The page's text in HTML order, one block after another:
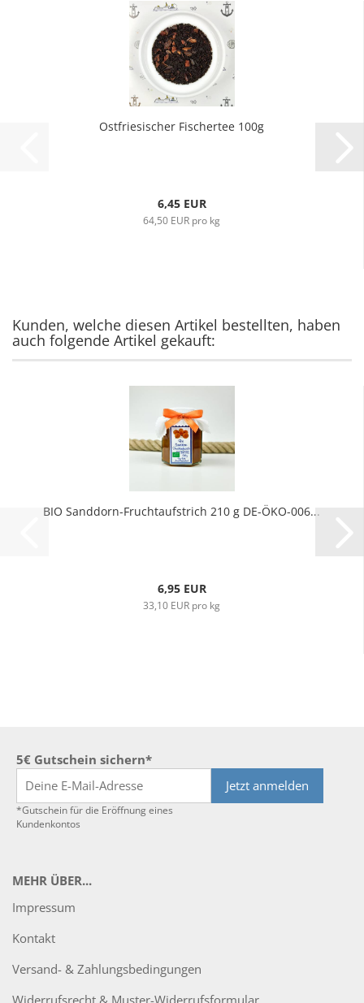
Ostfriesischer Fischertee 100g
6,45 EUR
64,50 EUR pro kg
Kunden, welche diesen Artikel bestellten, haben
auch folgende Artikel gekauft:
BIO Sanddorn-Fruchtaufstrich 210 g DE-ÖKO-006...
6,95 EUR
33,10 EUR pro kg
5€ Gutschein sichern*
Jetzt anmelden
*Gutschein für die Eröffnung eines
Kundenkontos
MEHR ÜBER...
Impressum
Kontakt
Versand- & Zahlungsbedingungen
Widerrufsrecht & Muster-Widerrufsformular